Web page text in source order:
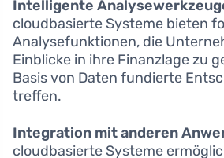
Intelligente
cloudbasierte Systeme bieten
Analysefunktionen, die
Einblicke in ihre Finanzlage zu
Basis von Daten fundierte
treffen.
Integration mit anderen
cloudbasierte Systeme